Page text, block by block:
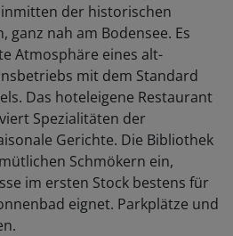
der historischen
nah am Bodensee. Es
Atmosphäre eines alt-
mit dem Standard
Das hoteleigene Restaurant
Spezialitäten der
Gerichte. Die Bibliothek
Schmökern ein,
im ersten Stock bestens für
eignet. Parkplätze und